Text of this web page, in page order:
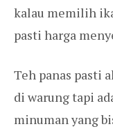
kalau memilih
pasti harga
Teh panas pasti
di warung tapi
minuman yang